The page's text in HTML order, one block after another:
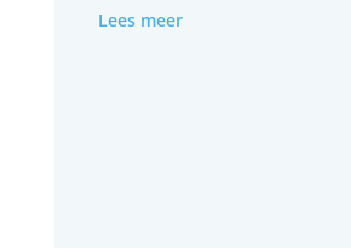
Lees meer